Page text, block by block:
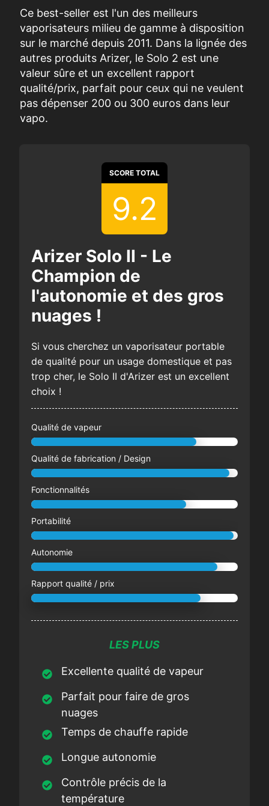
Ce best-seller est l'un des meilleurs
vaporisateurs milieu de gamme à disposition
sur le marché depuis 2011. Dans la lignée des
autres produits Arizer, le Solo 2 est une
valeur sûre et un excellent rapport
qualité/prix, parfait pour ceux qui ne veulent
pas dépenser 200 ou 300 euros dans leur
vapo.
SCORE TOTAL
9.2
Arizer Solo II - Le
Champion de
l'autonomie et des gros
nuages !
Si vous cherchez un vaporisateur portable
de qualité pour un usage domestique et pas
trop cher, le Solo II d'Arizer est un excellent
choix !
Qualité de vapeur
Qualité de fabrication / Design
Fonctionnalités
Portabilité
Autonomie
Rapport qualité / prix
LES PLUS
Excellente qualité de vapeur
Parfait pour faire de gros
nuages
Temps de chauffe rapide
Longue autonomie
Contrôle précis de la
température